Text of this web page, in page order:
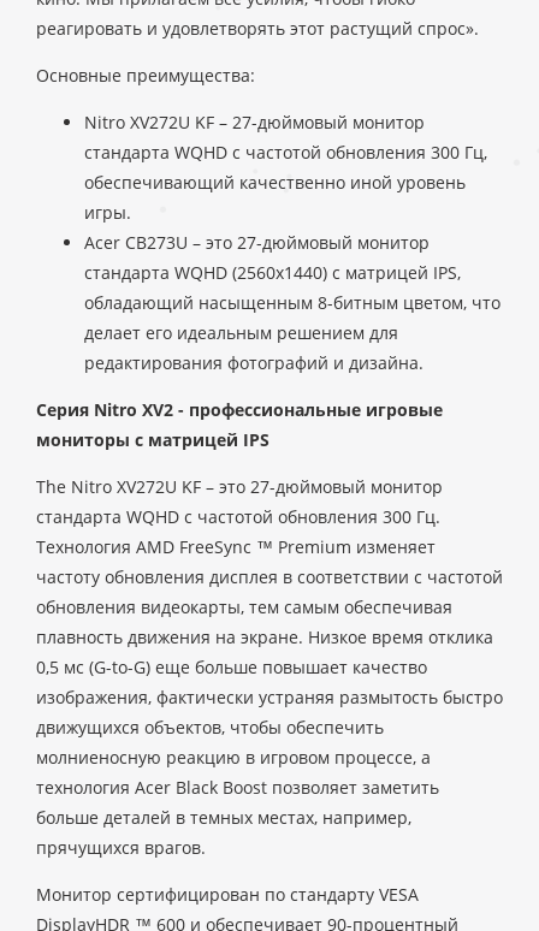
реагировать и удовлетворять этот растущий спрос».
Основные преимущества:
Nitro XV272U KF – 27-дюймовый монитор
стандарта WQHD с частотой обновления 300 Гц,
обеспечивающий качественно иной уровень
игры.
Acer CB273U – это 27-дюймовый монитор
стандарта WQHD (2560x1440) с матрицей IPS,
обладающий насыщенным 8-битным цветом, что
делает его идеальным решением для
редактирования фотографий и дизайна.
Cерия Nitro XV2 - профессиональные игровые
мониторы с матрицей IPS
The Nitro XV272U KF – это 27-дюймовый монитор
стандарта WQHD с частотой обновления 300 Гц.
Технология AMD FreeSync ™ Premium изменяет
частоту обновления дисплея в соответствии с частотой
обновления видеокарты, тем самым обеспечивая
плавность движения на экране. Низкое время отклика
0,5 мс (G-to-G) еще больше повышает качество
изображения, фактически устраняя размытость быстро
движущихся объектов, чтобы обеспечить
молниеносную реакцию в игровом процессе, а
технология Acer Black Boost позволяет заметить
больше деталей в темных местах, например,
прячущихся врагов.
Монитор сертифицирован по стандарту VESA
DisplayHDR ™ 600 и обеспечивает 90-процентный